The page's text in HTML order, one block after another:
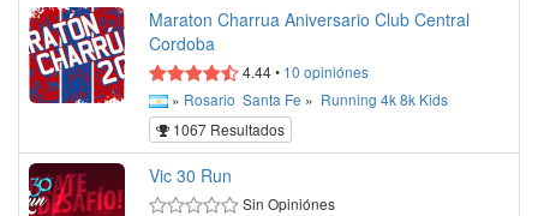
Maraton Charrua Aniversario Club Central
Cordoba
4.44• 10 opiniónes
» Rosario Santa Fe » Running 4k8k Kids
1067 Resultados
Vic 30 Run
Sin Opiniónes